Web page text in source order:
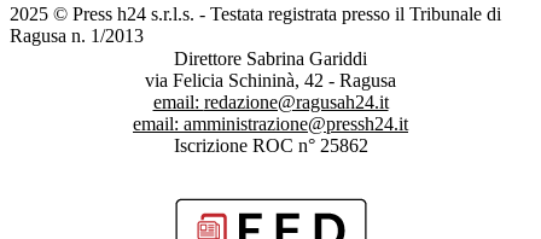
2025 © Press h24 s.r.l.s. - Testata registrata presso il Tribunale di
Ragusa n. 1/2013
Direttore Sabrina Gariddi
via Felicia Schininà, 42 - Ragusa
email: redazione@ragusah24.it
email: amministrazione@pressh24.it
Iscrizione ROC n° 25862